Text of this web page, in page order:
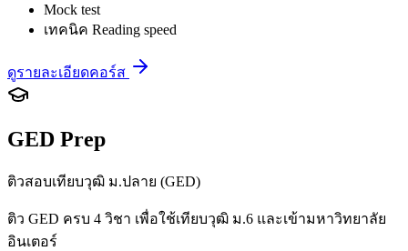
Mock test
เทคนิค Reading speed
ดูรายละเอียดคอร์ส
GED Prep
ติวสอบเทียบวุฒิ ม.ปลาย (GED)
ติว GED ครบ 4 วิชา เพื่อใช้เทียบวุฒิ ม.6 และเข้ามหาวิทยาลัย
อินเตอร์